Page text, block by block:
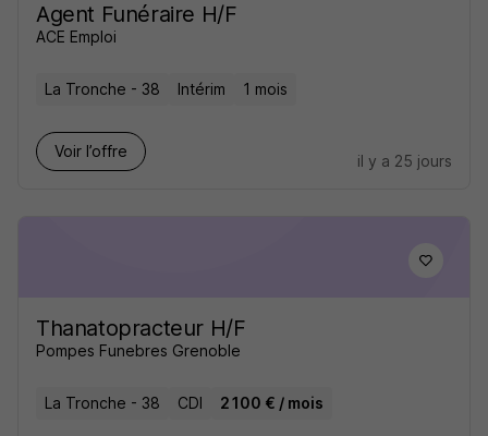
Agent Funéraire H/F
ACE Emploi
La Tronche - 38 Intérim 1 mois
Voir l’offre
il y a 25 jours
Thanatopracteur H/F
Pompes Funebres Grenoble
La Tronche - 38 CDI 2 100 € / mois